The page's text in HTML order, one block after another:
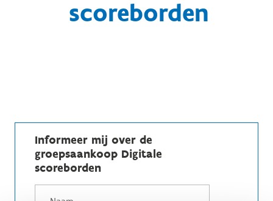
scoreborden
Informeer mij over de
groepsaankoop Digitale
scoreborden